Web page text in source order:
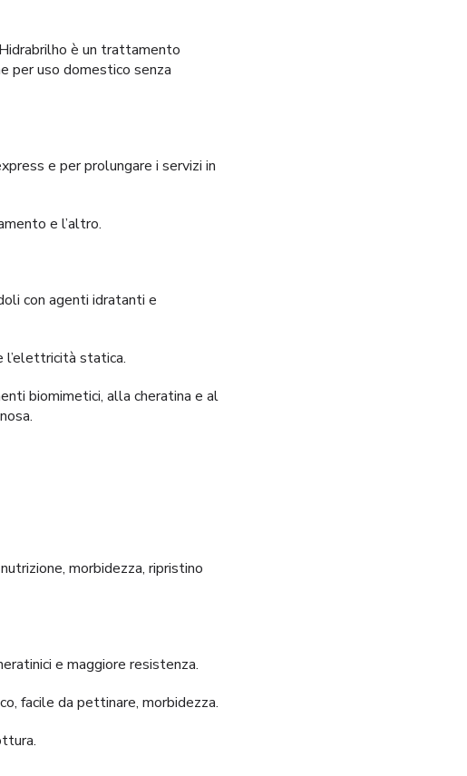
è un trattamento
per uso domestico senza
e per prolungare i servizi in
e l’altro.
con agenti idratanti e
l’elettricità statica.
biomimetici, alla cheratina e al
morbidezza, ripristino
e maggiore resistenza.
facile da pettinare, morbidezza.